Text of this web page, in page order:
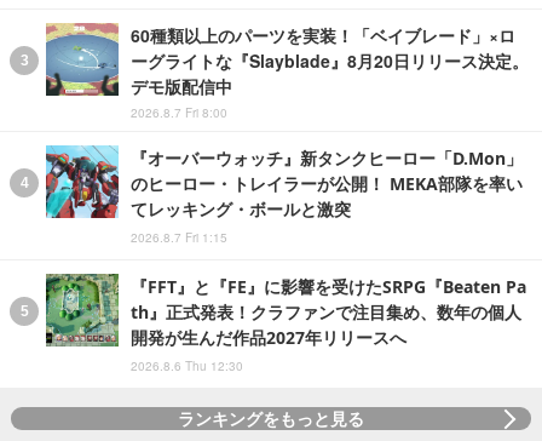
60種類以上のパーツを実装！「ベイブレード」×ロ
ーグライトな『Slayblade』8月20日リリース決定。
デモ版配信中
2026.8.7 Fri 8:00
『オーバーウォッチ』新タンクヒーロー「D.Mon」
のヒーロー・トレイラーが公開！ MEKA部隊を率い
てレッキング・ボールと激突
2026.8.7 Fri 1:15
『FFT』と『FE』に影響を受けたSRPG『Beaten Pa
th』正式発表！クラファンで注目集め、数年の個人
開発が生んだ作品2027年リリースへ
2026.8.6 Thu 12:30
ランキングをもっと見る